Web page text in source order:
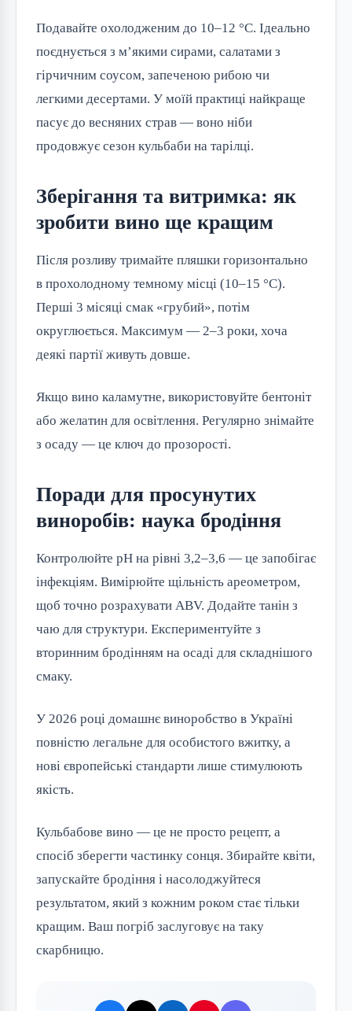
Подавайте охолодженим до 10–12 °C. Ідеально
поєднується з м’якими сирами, салатами з
гірчичним соусом, запеченою рибою чи
легкими десертами. У моїй практиці найкраще
пасує до весняних страв — воно ніби
продовжує сезон кульбаби на тарілці.
Зберігання та витримка: як
зробити вино ще кращим
Після розливу тримайте пляшки горизонтально
в прохолодному темному місці (10–15 °C).
Перші 3 місяці смак «грубий», потім
округлюється. Максимум — 2–3 роки, хоча
деякі партії живуть довше.
Якщо вино каламутне, використовуйте бентоніт
або желатин для освітлення. Регулярно знімайте
з осаду — це ключ до прозорості.
Поради для просунутих
виноробів: наука бродіння
Контролюйте pH на рівні 3,2–3,6 — це запобігає
інфекціям. Вимірюйте щільність ареометром,
щоб точно розрахувати ABV. Додайте танін з
чаю для структури. Експериментуйте з
вторинним бродінням на осаді для складнішого
смаку.
У 2026 році домашнє виноробство в Україні
повністю легальне для особистого вжитку, а
нові європейські стандарти лише стимулюють
якість.
Кульбабове вино — це не просто рецепт, а
спосіб зберегти частинку сонця. Збирайте квіти,
запускайте бродіння і насолоджуйтеся
результатом, який з кожним роком стає тільки
кращим. Ваш погріб заслуговує на таку
скарбницю.